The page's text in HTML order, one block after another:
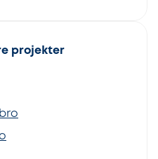
projekter